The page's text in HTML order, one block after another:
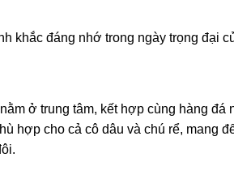
khắc đáng nhớ trong ngày trọng đại
ở trung tâm, kết hợp cùng hàng đá
hợp cho cả cô dâu và chú rể, mang